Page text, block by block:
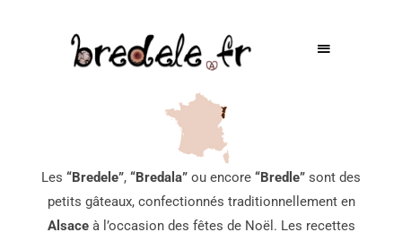
Les “Bredele”, “Bredala” ou encore “Bredle” sont des
petits gâteaux, confectionnés traditionnellement en
Alsaceà l’occasion des fêtes de Noël. Les recettes